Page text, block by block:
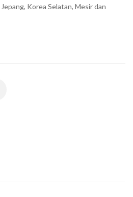
Korea Selatan, Mesir dan